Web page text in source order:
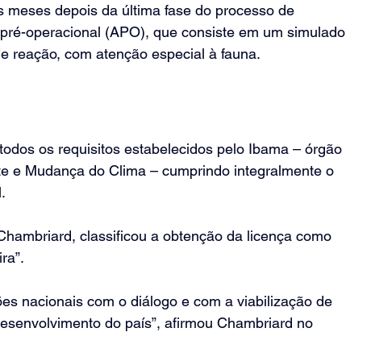
depois da última fase do processo de
operacional (APO), que consiste em um simulado
reação, com atenção especial à fauna.
os requisitos estabelecidos pelo Ibama – órgão
e Mudança do Clima – cumprindo integralmente o
classificou a obtenção da licença como
nacionais com o diálogo e com a viabilização de
do país”, afirmou Chambriard no